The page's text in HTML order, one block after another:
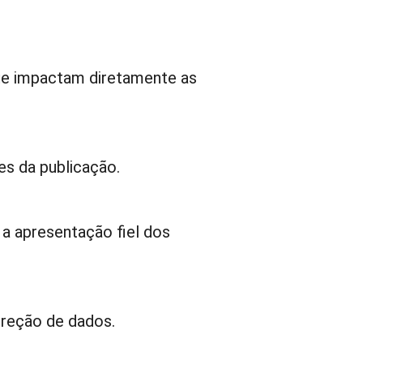
impactam diretamente as
da publicação.
apresentação fiel dos
de dados.